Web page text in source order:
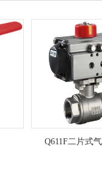
Q611F二片式